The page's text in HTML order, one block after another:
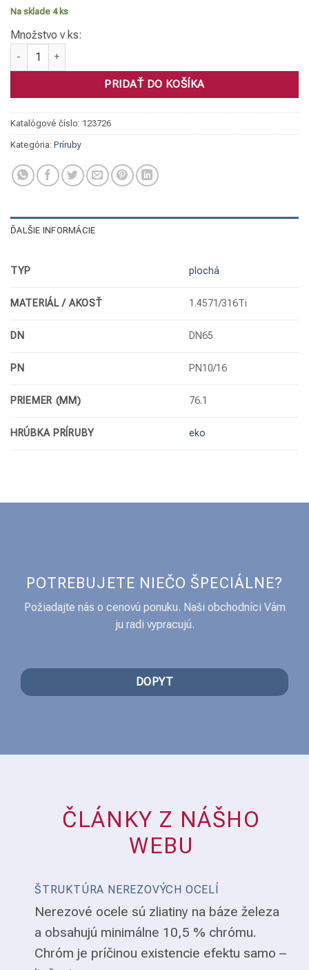
Na sklade 4 ks
Množstvo v ks:
množstvo Príruba plochá, 1.4571 DN65/76,1 PN10/16 eko
PRIDAŤ DO KOŠÍKA
Katalógové číslo: 123726
Kategória: Príruby
ĎALŠIE INFORMÁCIE
TYP plochá
MATERIÁL / AKOSŤ 1.4571/316Ti
DN DN65
PN PN10/16
PRIEMER (MM) 76.1
HRÚBKA PRÍRUBY eko
POTREBUJETE NIEČO ŠPECIÁLNE?
Požiadajte nás o cenovú ponuku. Naši obchodníci Vám
ju radi vypracujú.
DOPYT
ČLÁNKY Z NÁŠHO
WEBU
ŠTRUKTÚRA NEREZOVÝCH OCELÍ
Nerezové ocele sú zliatiny na báze železa
a obsahujú minimálne 10,5 % chrómu.
Chróm je príčinou existencie efektu samo –